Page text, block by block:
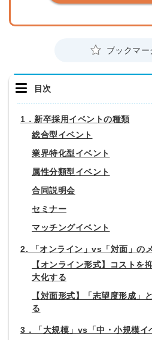
ブックマー
目次
1．新卒採用イベントの種類
総合型イベント
業界特化型イベント
属性分類型イベント
合同説明会
セミナー
マッチングイベント
2. 「オンライン」vs「対面」の
【オンライン形式】コストを
大化する
【対面形式】「志望度形成」
る
3．「大規模」vs「中・小規模イ